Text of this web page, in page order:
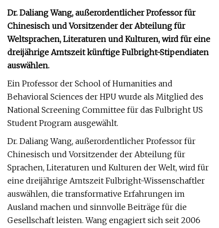
Dr. Daliang Wang, außerordentlicher Professor für
Chinesisch und Vorsitzender der Abteilung für
Weltsprachen, Literaturen und Kulturen, wird für eine
dreijährige Amtszeit künftige Fulbright-Stipendiaten
auswählen.
Ein Professor der School of Humanities and
Behavioral Sciences der HPU wurde als Mitglied des
National Screening Committee für das Fulbright US
Student Program ausgewählt.
Dr. Daliang Wang, außerordentlicher Professor für
Chinesisch und Vorsitzender der Abteilung für
Sprachen, Literaturen und Kulturen der Welt, wird für
eine dreijährige Amtszeit Fulbright-Wissenschaftler
auswählen, die transformative Erfahrungen im
Ausland machen und sinnvolle Beiträge für die
Gesellschaft leisten. Wang engagiert sich seit 2006